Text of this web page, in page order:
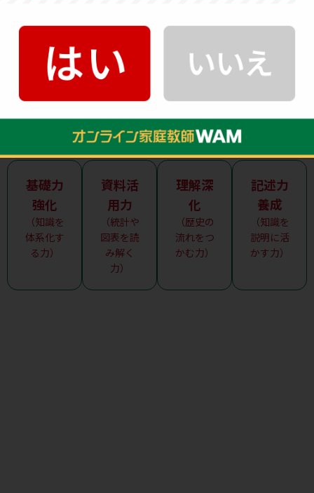
こうした課題は自然に解決することは少なく、正し
い勉強法を取り入れることで改善していきます。以下
のページでは、それぞれの課題に応じた具体的な対
なげてください。
基礎力
強化
（知識を
体系化す
る力）
資料活
用力
（統計や
図表を読
み解く
力）
理解深
化
（歴史の
流れをつ
かむ力）
記述力
養成
（知識を
説明に活
かす力）